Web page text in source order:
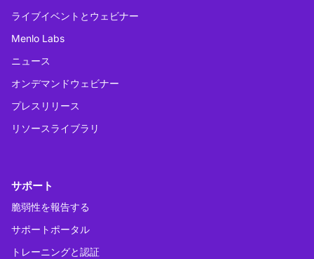
ライブイベントとウェビナー
Menlo Labs
ニュース
オンデマンドウェビナー
プレスリリース
リソースライブラリ
サポート
脆弱性を報告する
サポートポータル
トレーニングと認証